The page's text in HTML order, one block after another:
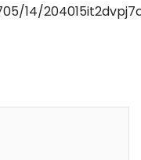
14/